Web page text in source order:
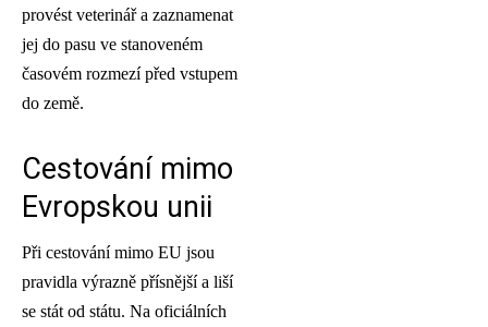
provést veterinář a zaznamenat
jej do pasu ve stanoveném
časovém rozmezí před vstupem
do země.
Cestování mimo
Evropskou unii
Při cestování mimo EU jsou
pravidla výrazně přísnější a liší
se stát od státu. Na oficiálních